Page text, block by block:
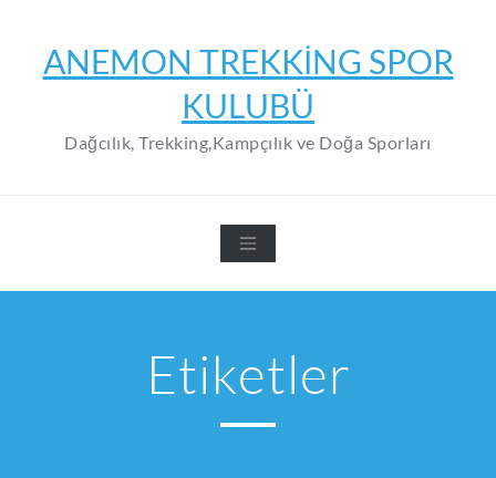
contentANEMON TREKKING SPOR
KULUBÜ
Dağcılık, Trekking,Kampçılık ve Doğa Sporları
Etiketler